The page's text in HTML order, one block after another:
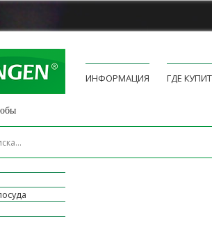
ИНФОРМАЦИЯ ГДЕ